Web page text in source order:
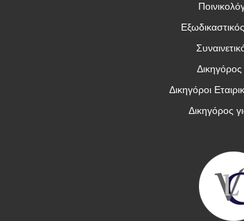
Δικηγόροι
Δικηγόρος